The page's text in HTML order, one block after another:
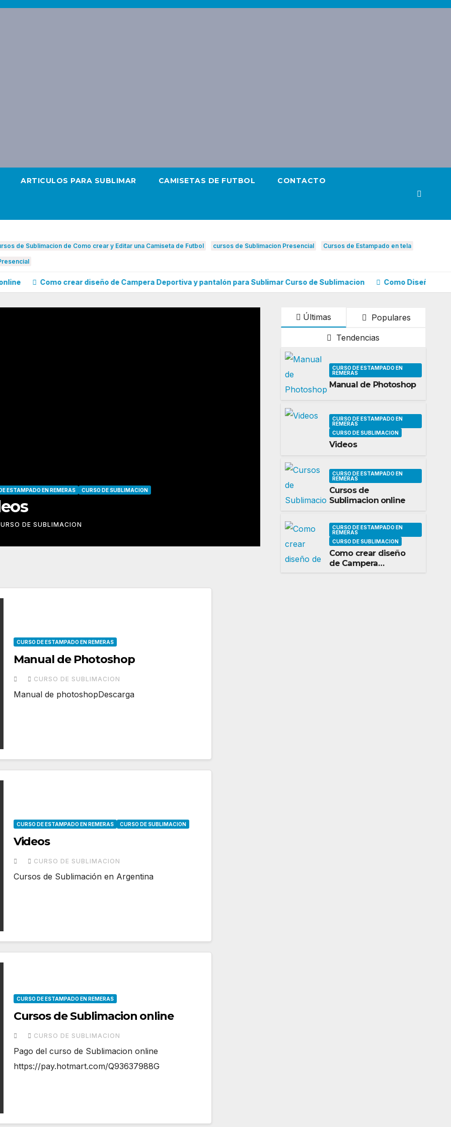
ARTICULOS PARA SUBLIMAR CAMISETAS DE FUTBOL CONTACTO
de Sublimacion de Como crear y Editar una Camiseta de Futbol cursos de Sublimacion Presencial Cursos de Estampado en tela
Como crear diseño de Campera Deportiva y pantalón para Sublimar Curso de Sublimacion Como Diseñar Molde
ESTAMPADO EN REMERAS CURSO DE SUBLIMACION
DE SUBLIMACION
CURSO DE ESTAMPADO EN REMERAS
Cursos de
CURSO DE SUBLIMACION
Últimas
Populares
Tendencias
CURSO DE ESTAMPADO EN
REMERAS
Manual de Photoshop
CURSO DE ESTAMPADO EN
REMERAS
CURSO DE SUBLIMACION
Videos
CURSO DE ESTAMPADO EN
REMERAS
Cursos de
Sublimacion online
CURSO DE ESTAMPADO EN
REMERAS
CURSO DE SUBLIMACION
Como crear diseño
de Campera
CURSO DE ESTAMPADO EN REMERAS
Manual de Photoshop
CURSO DE SUBLIMACION
Manual de photoshopDescarga
CURSO DE ESTAMPADO EN REMERAS CURSO DE SUBLIMACION
Videos
CURSO DE SUBLIMACION
Cursos de Sublimación en Argentina
CURSO DE ESTAMPADO EN REMERAS
Cursos de Sublimacion online
CURSO DE SUBLIMACION
Pago del curso de Sublimacion online
https://pay.hotmart.com/Q93637988G